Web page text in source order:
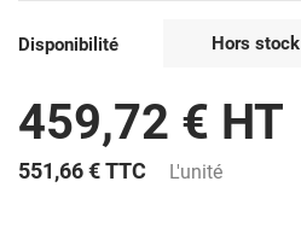
Disponibilité Hors stock
459,72 € HT
551,66 €TTC L'unité